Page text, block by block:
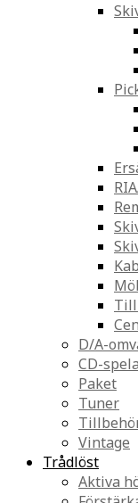
D/A-
CD-
Paket
Tuner
Vintage
Trådlöst
Aktiva